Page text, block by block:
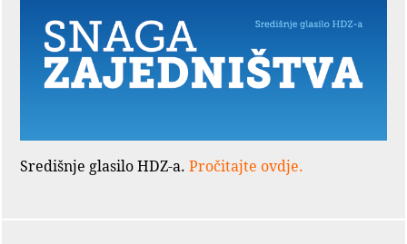
Središnje glasilo HDZ-a. Pročitajte ovdje.